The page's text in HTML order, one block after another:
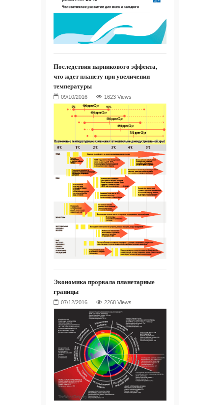
Последствия парникового эффекта,
что ждет планету при увеличении
температуры
1623 Views
Экономика прорвала планетарные
границы
2268 Views